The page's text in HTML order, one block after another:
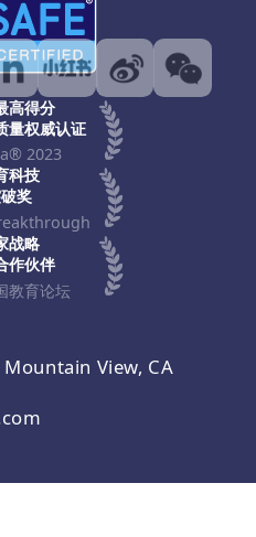
高得分
量权威认证
2023
科技
奖
战略
作伙伴
教育论坛
View, CA